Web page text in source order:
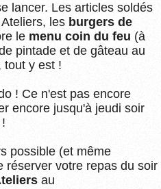
lancer. Les articles soldés
les burgers de
le menu coin du feu (à
pintade et de gâteau au
tout y est !
! Ce n'est pas encore
encore jusqu'à jeudi soir
possible (et même
réserver votre repas du soir
au